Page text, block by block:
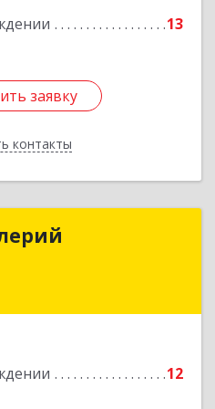
13
заявку
контакты
Подробнее
заявку
12
Валерий
Подробнее